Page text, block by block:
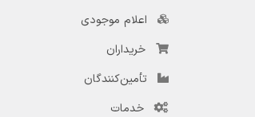
اعلام موجودی
خریداران
تأمین‌کنندگان
خدمات